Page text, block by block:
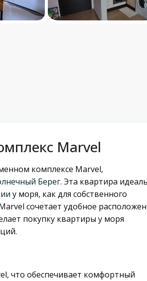
Marvel
комплексе Marvel,
Берег. Эта квартира
у моря, как для собственного
сочетает удобное
покупку квартиры у моря
что обеспечивает комфортный